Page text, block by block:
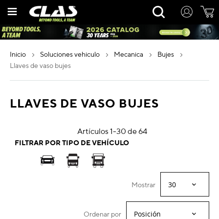
Rechercher
inicio soluciones vehiculo mecanica
bujes
llaves de vaso bujes
LLAVES DE VASO BUJES
Artículos 1-30 de 64
FILTRAR POR TIPO DE VEHÍCULO
Mostrar
Ordenar por